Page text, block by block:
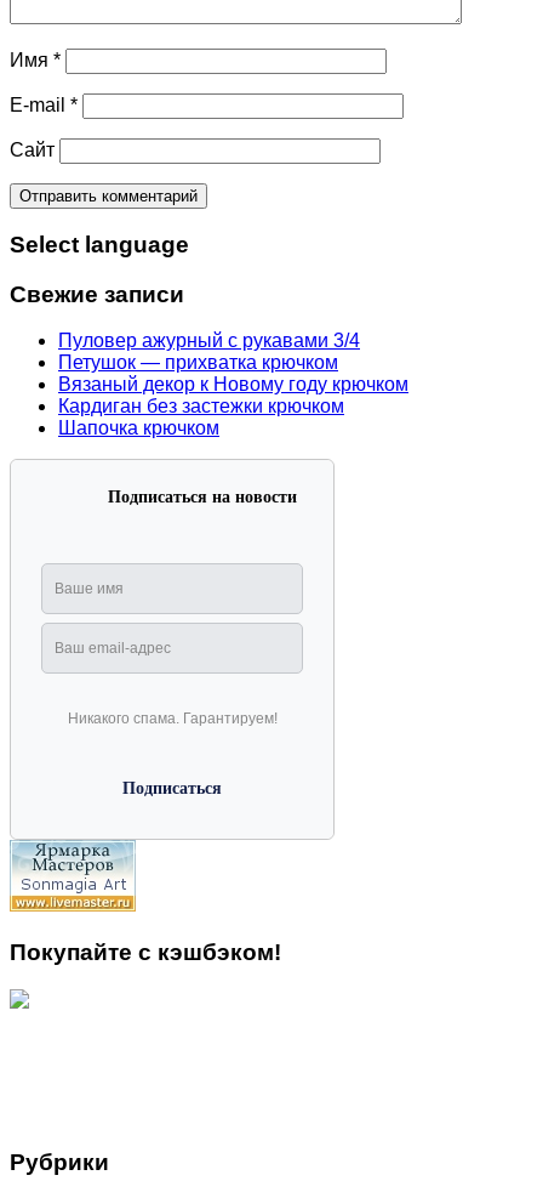
Имя *
E-mail *
Сайт
Select language
Свежие записи
Пуловер ажурный с рукавами 3/4
Петушок — прихватка крючком
Вязаный декор к Новому году крючком
Кардиган без застежки крючком
Шапочка крючком
Подписаться на новости
Никакого спама. Гарантируем!
Покупайте с кэшбэком!
Рубрики